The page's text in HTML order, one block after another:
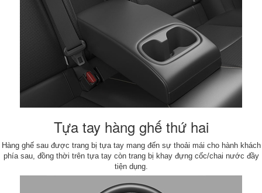
Tựa tay hàng ghế thứ hai
Hàng ghế sau được trang bị tựa tay mang đến sự thoải mái cho hành khách
phía sau, đồng thời trên tựa tay còn trang bị khay đựng cốc/chai nước đầy
tiện dụng.